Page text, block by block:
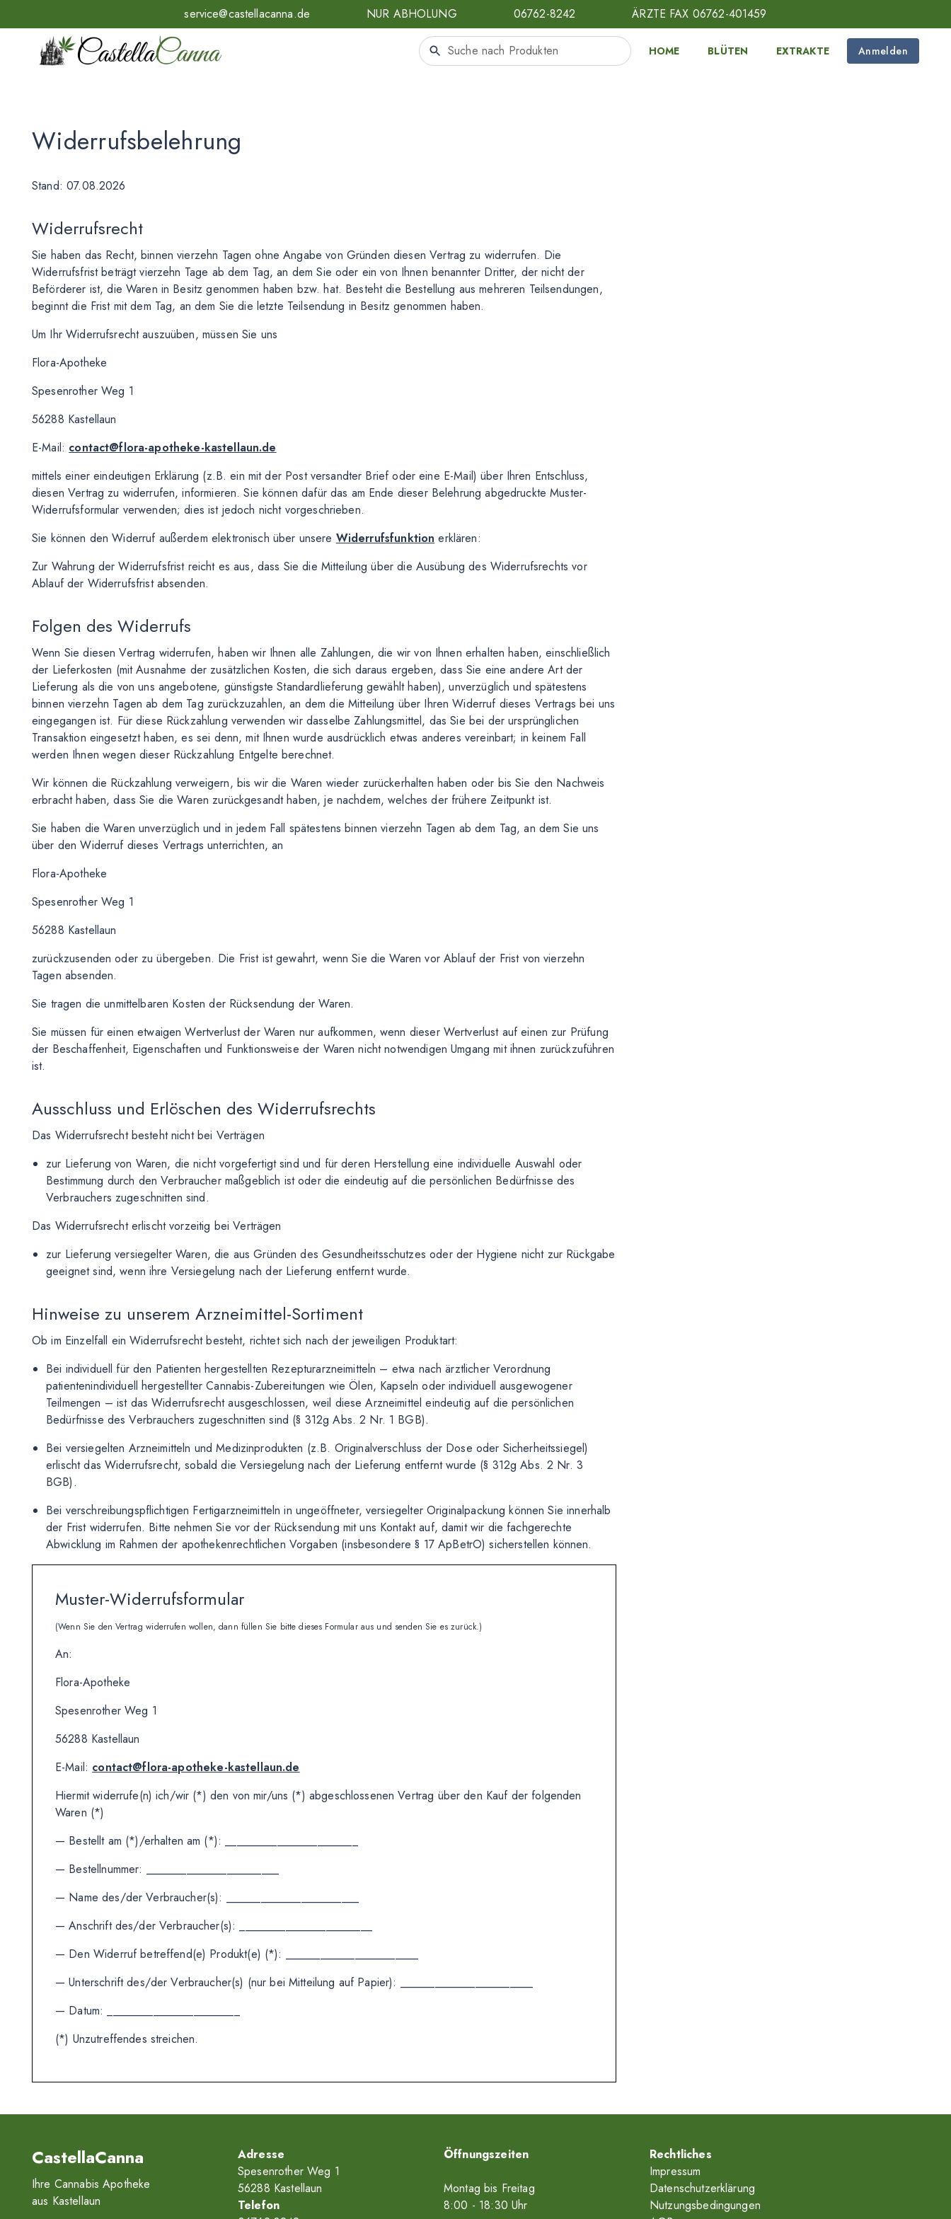
service@castellacanna.de NUR ABHOLUNG 06762-8242 ÄRZTE FAX 06762-401459
HOME BLÜTEN EXTRAKTE Anmelden
Widerrufsbelehrung
Stand: 07.08.2026
Widerrufsrecht
Sie haben das Recht, binnen vierzehn Tagen ohne Angabe von Gründen diesen Vertrag zu widerrufen. Die
Widerrufsfrist beträgt vierzehn Tage ab dem Tag, an dem Sie oder ein von Ihnen benannter Dritter, der nicht der
Beförderer ist, die Waren in Besitz genommen haben bzw. hat. Besteht die Bestellung aus mehreren Teilsendungen,
beginnt die Frist mit dem Tag, an dem Sie die letzte Teilsendung in Besitz genommen haben.
Um Ihr Widerrufsrecht auszuüben, müssen Sie uns
Flora-Apotheke
Spesenrother Weg 1
56288 Kastellaun
E-Mail: contact@flora-apotheke-kastellaun.de
mittels einer eindeutigen Erklärung (z.B. ein mit der Post versandter Brief oder eine E-Mail) über Ihren Entschluss,
diesen Vertrag zu widerrufen, informieren. Sie können dafür das am Ende dieser Belehrung abgedruckte Muster-
Widerrufsformular verwenden; dies ist jedoch nicht vorgeschrieben.
Sie können den Widerruf außerdem elektronisch über unsere Widerrufsfunktion erklären:
Zur Wahrung der Widerrufsfrist reicht es aus, dass Sie die Mitteilung über die Ausübung des Widerrufsrechts vor
Ablauf der Widerrufsfrist absenden.
Folgen des Widerrufs
Wenn Sie diesen Vertrag widerrufen, haben wir Ihnen alle Zahlungen, die wir von Ihnen erhalten haben, einschließlich
der Lieferkosten (mit Ausnahme der zusätzlichen Kosten, die sich daraus ergeben, dass Sie eine andere Art der
Lieferung als die von uns angebotene, günstigste Standardlieferung gewählt haben), unverzüglich und spätestens
binnen vierzehn Tagen ab dem Tag zurückzuzahlen, an dem die Mitteilung über Ihren Widerruf dieses Vertrags bei uns
eingegangen ist. Für diese Rückzahlung verwenden wir dasselbe Zahlungsmittel, das Sie bei der ursprünglichen
Transaktion eingesetzt haben, es sei denn, mit Ihnen wurde ausdrücklich etwas anderes vereinbart; in keinem Fall
werden Ihnen wegen dieser Rückzahlung Entgelte berechnet.
Wir können die Rückzahlung verweigern, bis wir die Waren wieder zurückerhalten haben oder bis Sie den Nachweis
erbracht haben, dass Sie die Waren zurückgesandt haben, je nachdem, welches der frühere Zeitpunkt ist.
Sie haben die Waren unverzüglich und in jedem Fall spätestens binnen vierzehn Tagen ab dem Tag, an dem Sie uns
über den Widerruf dieses Vertrags unterrichten, an
Flora-Apotheke
Spesenrother Weg 1
56288 Kastellaun
zurückzusenden oder zu übergeben. Die Frist ist gewahrt, wenn Sie die Waren vor Ablauf der Frist von vierzehn
Tagen absenden.
Sie tragen die unmittelbaren Kosten der Rücksendung der Waren.
Sie müssen für einen etwaigen Wertverlust der Waren nur aufkommen, wenn dieser Wertverlust auf einen zur Prüfung
der Beschaffenheit, Eigenschaften und Funktionsweise der Waren nicht notwendigen Umgang mit ihnen zurückzuführen
ist.
Ausschluss und Erlöschen des Widerrufsrechts
Das Widerrufsrecht besteht nicht bei Verträgen
zur Lieferung von Waren, die nicht vorgefertigt sind und für deren Herstellung eine individuelle Auswahl oder
Bestimmung durch den Verbraucher maßgeblich ist oder die eindeutig auf die persönlichen Bedürfnisse des
Verbrauchers zugeschnitten sind.
Das Widerrufsrecht erlischt vorzeitig bei Verträgen
zur Lieferung versiegelter Waren, die aus Gründen des Gesundheitsschutzes oder der Hygiene nicht zur Rückgabe
geeignet sind, wenn ihre Versiegelung nach der Lieferung entfernt wurde.
Hinweise zu unserem Arzneimittel-Sortiment
Ob im Einzelfall ein Widerrufsrecht besteht, richtet sich nach der jeweiligen Produktart:
Bei individuell für den Patienten hergestellten Rezepturarzneimitteln – etwa nach ärztlicher Verordnung
patientenindividuell hergestellter Cannabis-Zubereitungen wie Ölen, Kapseln oder individuell ausgewogener
Teilmengen – ist das Widerrufsrecht ausgeschlossen, weil diese Arzneimittel eindeutig auf die persönlichen
Bedürfnisse des Verbrauchers zugeschnitten sind (§ 312g Abs. 2 Nr. 1 BGB).
Bei versiegelten Arzneimitteln und Medizinprodukten (z.B. Originalverschluss der Dose oder Sicherheitssiegel)
erlischt das Widerrufsrecht, sobald die Versiegelung nach der Lieferung entfernt wurde (§ 312g Abs. 2 Nr. 3
BGB).
Bei verschreibungspflichtigen Fertigarzneimitteln in ungeöffneter, versiegelter Originalpackung können Sie innerhalb
der Frist widerrufen. Bitte nehmen Sie vor der Rücksendung mit uns Kontakt auf, damit wir die fachgerechte
Abwicklung im Rahmen der apothekenrechtlichen Vorgaben (insbesondere § 17 ApBetrO) sicherstellen können.
Muster-Widerrufsformular
(Wenn Sie den Vertrag widerrufen wollen, dann füllen Sie bitte dieses Formular aus und senden Sie es zurück.)
An:
Flora-Apotheke
Spesenrother Weg 1
56288 Kastellaun
E-Mail: contact@flora-apotheke-kastellaun.de
Hiermit widerrufe(n) ich/wir (*) den von mir/uns (*) abgeschlossenen Vertrag über den Kauf der folgenden
Waren (*)
— Bestellt am (*)/erhalten am (*): _______________________
— Bestellnummer: _______________________
— Name des/der Verbraucher(s): _______________________
— Anschrift des/der Verbraucher(s): _______________________
— Den Widerruf betreffend(e) Produkt(e) (*): _______________________
— Unterschrift des/der Verbraucher(s) (nur bei Mitteilung auf Papier): _______________________
— Datum: _______________________
(*) Unzutreffendes streichen.
CastellaCanna
Ihre Cannabis Apotheke
aus Kastellaun
Adresse
Spesenrother Weg 1
56288 Kastellaun
Telefon
Öffnungszeiten
Montag bis Freitag
8:00 - 18:30 Uhr
Rechtliches
Impressum
Datenschutzerklärung
Nutzungsbedingungen